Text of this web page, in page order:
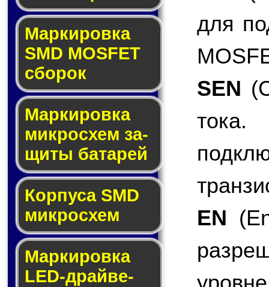
Мар­ки­ров­ка
SMD MOSFET
сбо­рок
Мар­ки­ров­ка
мик­ро­схем за­
щи­ты ба­та­рей
Корпуса SMD
мик­ро­схем
Маркировка
LED-драй­ве­
для
SEN
тока.
EN